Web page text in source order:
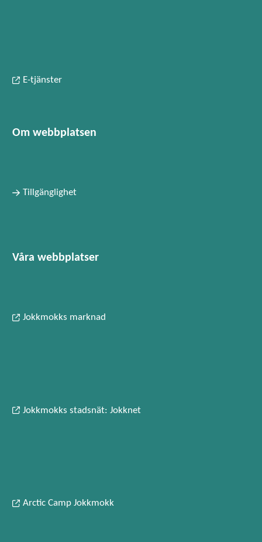
E-tjänster
Om webbplatsen
Tillgänglighet
Våra webbplatser
Jokkmokks marknad
Jokkmokks stadsnät: Jokknet
Arctic Camp Jokkmokk